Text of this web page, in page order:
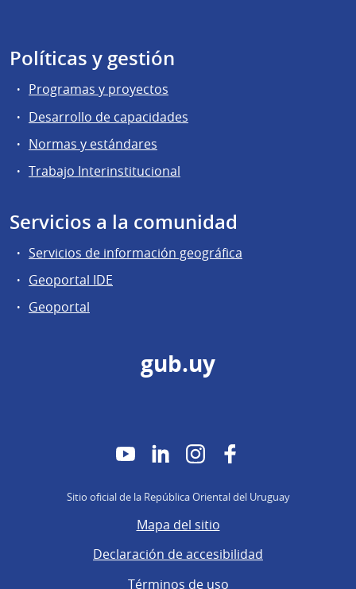
Políticas y gestión
Programas y proyectos
Desarrollo de capacidades
Normas y estándares
Trabajo Interinstitucional
Servicios a la comunidad
Servicios de información geográfica
Geoportal IDE
Geoportal
gub.uy
YouTubeLinkedInInstagram
Sitio oficial de la República Oriental del Uruguay
Mapa del sitio
Declaración de accesibilidad
Términos de uso